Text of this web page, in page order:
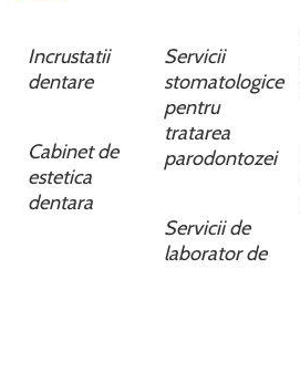
Incrustatii
dentare
Cabinet de
estetica
dentara
Servicii
stomatologice
pentru
tratarea
parodontozei
Servicii de
laborator de